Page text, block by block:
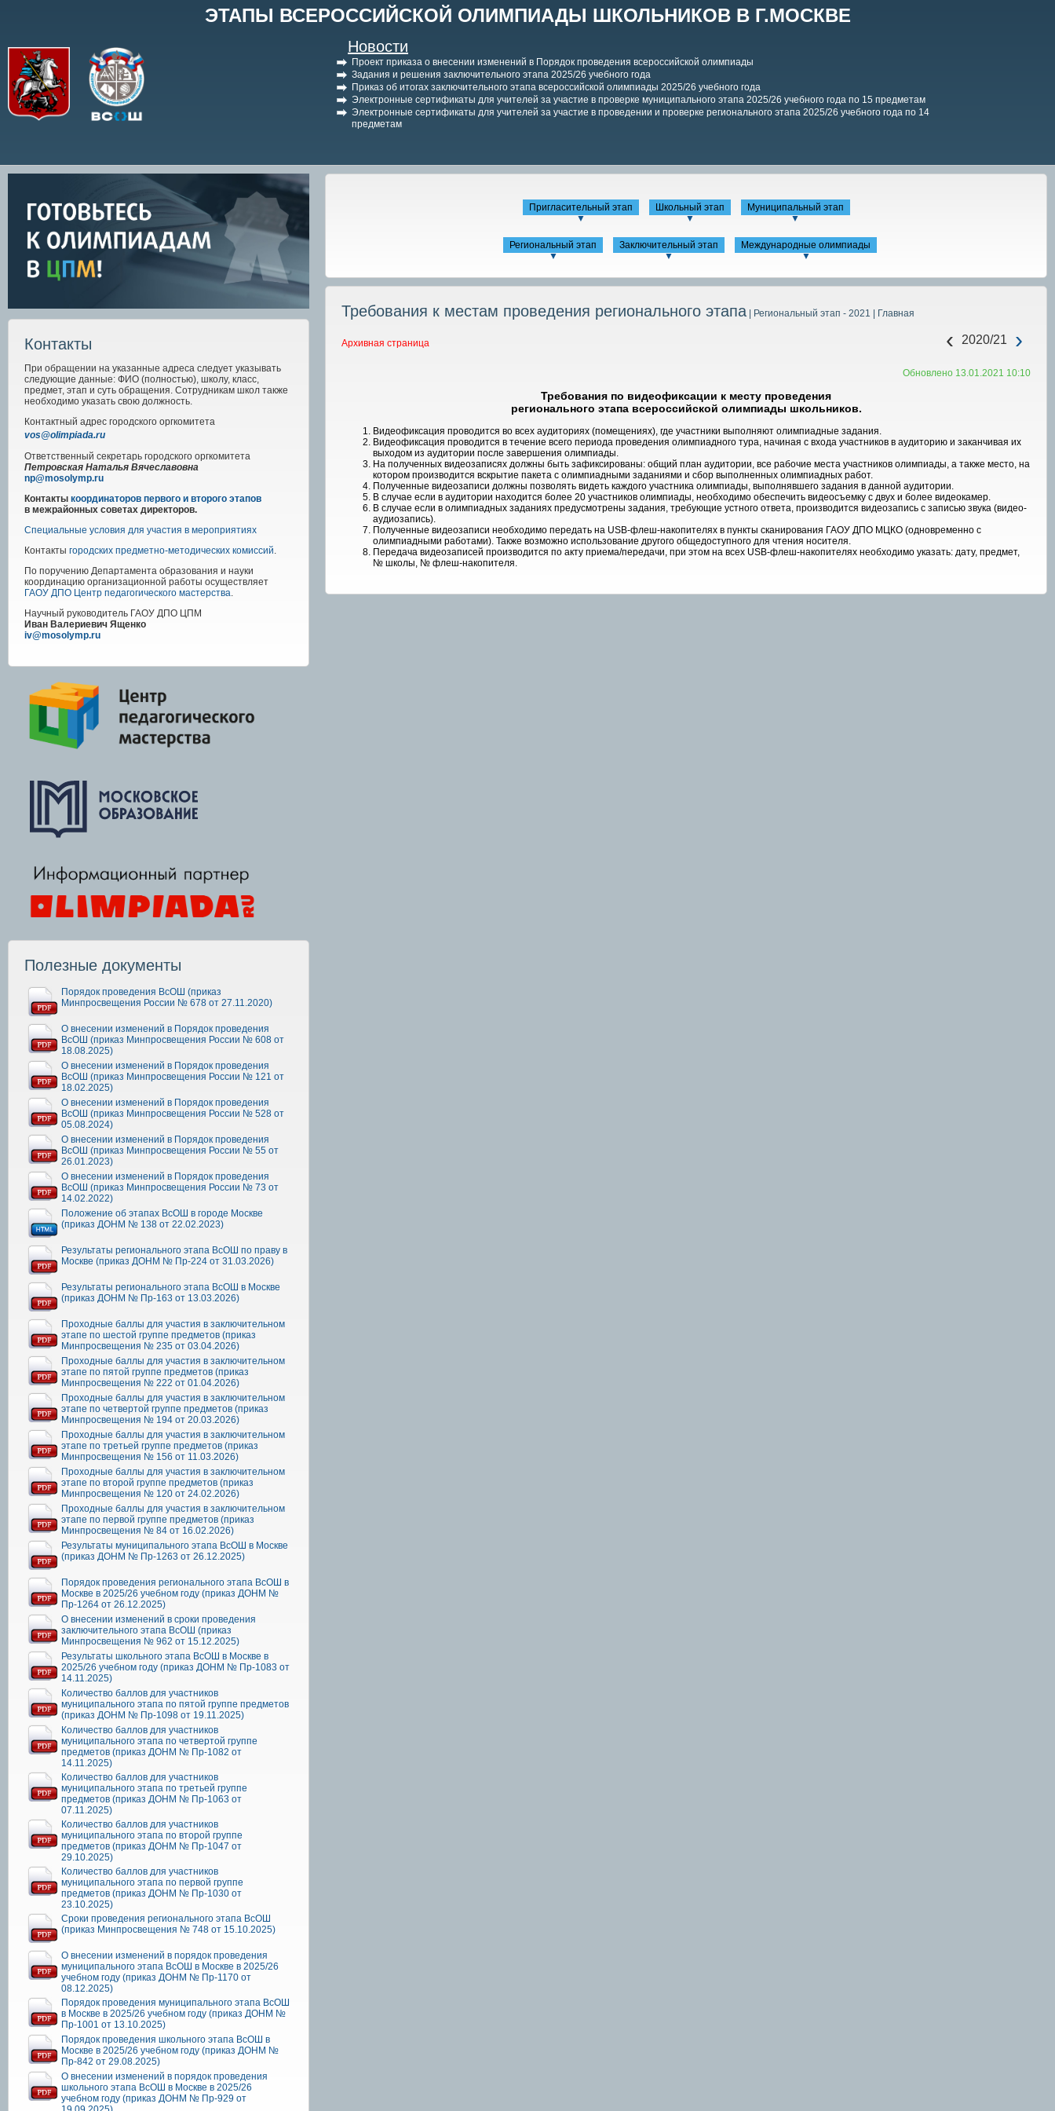
ЭТАПЫ ВСЕРОССИЙСКОЙ ОЛИМПИАДЫ ШКОЛЬНИКОВ В Г.МОСКВЕ
Новости
Проект приказа о внесении изменений в Порядок проведения всероссийской олимпиады
Задания и решения заключительного этапа 2025/26 учебного года
Приказ об итогах заключительного этапа всероссийской олимпиады 2025/26 учебного года
Электронные сертификаты для учителей за участие в проверке муниципального этапа 2025/26 учебного года по 15 предметам
Электронные сертификаты для учителей за участие в проведении и проверке регионального этапа 2025/26 учебного года по 14
предметам
Контакты
При обращении на указанные адреса следует указывать
следующие данные: ФИО (полностью), школу, класс,
предмет, этап и суть обращения. Сотрудникам школ также
необходимо указать свою должность.
Контактный адрес городского оргкомитета
vos@olimpiada.ru
Ответственный секретарь городского оргкомитета
Петровская Наталья Вячеславовна
np@mosolymp.ru
Контакты координаторов первого и второго этапов
в межрайонных советах директоров.
Специальные условия для участия в мероприятиях
Контакты городских предметно-методических комиссий.
По поручению Департамента образования и науки
координацию организационной работы осуществляет
ГАОУ ДПО Центр педагогического мастерства.
Научный руководитель ГАОУ ДПО ЦПМ
Иван Валериевич Ященко
iv@mosolymp.ru
Полезные документы
Порядок проведения ВсОШ (приказ
Минпросвещения России № 678 от 27.11.2020)
О внесении изменений в Порядок проведения
ВсОШ (приказ Минпросвещения России № 608 от
18.08.2025)
О внесении изменений в Порядок проведения
ВсОШ (приказ Минпросвещения России № 121 от
18.02.2025)
О внесении изменений в Порядок проведения
ВсОШ (приказ Минпросвещения России № 528 от
05.08.2024)
О внесении изменений в Порядок проведения
ВсОШ (приказ Минпросвещения России № 55 от
26.01.2023)
О внесении изменений в Порядок проведения
ВсОШ (приказ Минпросвещения России № 73 от
14.02.2022)
Положение об этапах ВсОШ в городе Москве
(приказ ДОНМ № 138 от 22.02.2023)
Результаты регионального этапа ВсОШ по праву в
Москве (приказ ДОНМ № Пр-224 от 31.03.2026)
Результаты регионального этапа ВсОШ в Москве
(приказ ДОНМ № Пр-163 от 13.03.2026)
Проходные баллы для участия в заключительном
этапе по шестой группе предметов (приказ
Минпросвещения № 235 от 03.04.2026)
Проходные баллы для участия в заключительном
этапе по пятой группе предметов (приказ
Минпросвещения № 222 от 01.04.2026)
Проходные баллы для участия в заключительном
этапе по четвертой группе предметов (приказ
Минпросвещения № 194 от 20.03.2026)
Проходные баллы для участия в заключительном
этапе по третьей группе предметов (приказ
Минпросвещения № 156 от 11.03.2026)
Проходные баллы для участия в заключительном
этапе по второй группе предметов (приказ
Минпросвещения № 120 от 24.02.2026)
Проходные баллы для участия в заключительном
этапе по первой группе предметов (приказ
Минпросвещения № 84 от 16.02.2026)
Результаты муниципального этапа ВсОШ в Москве
(приказ ДОНМ № Пр-1263 от 26.12.2025)
Порядок проведения регионального этапа ВсОШ в
Москве в 2025/26 учебном году (приказ ДОНМ №
Пр-1264 от 26.12.2025)
О внесении изменений в сроки проведения
заключительного этапа ВсОШ (приказ
Минпросвещения № 962 от 15.12.2025)
Результаты школьного этапа ВсОШ в Москве в
2025/26 учебном году (приказ ДОНМ № Пр-1083 от
14.11.2025)
Количество баллов для участников
муниципального этапа по пятой группе предметов
(приказ ДОНМ № Пр-1098 от 19.11.2025)
Количество баллов для участников
муниципального этапа по четвертой группе
предметов (приказ ДОНМ № Пр-1082 от
14.11.2025)
Количество баллов для участников
муниципального этапа по третьей группе
предметов (приказ ДОНМ № Пр-1063 от
07.11.2025)
Количество баллов для участников
муниципального этапа по второй группе
предметов (приказ ДОНМ № Пр-1047 от
29.10.2025)
Количество баллов для участников
муниципального этапа по первой группе
предметов (приказ ДОНМ № Пр-1030 от
23.10.2025)
Сроки проведения регионального этапа ВсОШ
(приказ Минпросвещения № 748 от 15.10.2025)
О внесении изменений в порядок проведения
муниципального этапа ВсОШ в Москве в 2025/26
учебном году (приказ ДОНМ № Пр-1170 от
08.12.2025)
Порядок проведения муниципального этапа ВсОШ
в Москве в 2025/26 учебном году (приказ ДОНМ №
Пр-1001 от 13.10.2025)
Порядок проведения школьного этапа ВсОШ в
Москве в 2025/26 учебном году (приказ ДОНМ №
Пр-842 от 29.08.2025)
О внесении изменений в порядок проведения
школьного этапа ВсОШ в Москве в 2025/26
учебном году (приказ ДОНМ № Пр-929 от
Пригласительный этап
▼
Школьный этап
▼
Муниципальный этап
▼
Региональный этап
▼
Заключительный этап
▼
Международные олимпиады
▼
Требования к местам проведения регионального этапа | Региональный этап - 2021 | Главная
Архивная страница ‹ 2020/21 ›
Обновлено 13.01.2021 10:10
Требования по видеофиксации к месту проведения
регионального этапа всероссийской олимпиады школьников.
Видеофиксация проводится во всех аудиториях (помещениях), где участники выполняют олимпиадные задания.
Видеофиксация проводится в течение всего периода проведения олимпиадного тура, начиная с входа участников в аудиторию и заканчивая их
выходом из аудитории после завершения олимпиады.
На полученных видеозаписях должны быть зафиксированы: общий план аудитории, все рабочие места участников олимпиады, а также место, на
котором производится вскрытие пакета с олимпиадными заданиями и сбор выполненных олимпиадных работ.
Полученные видеозаписи должны позволять видеть каждого участника олимпиады, выполнявшего задания в данной аудитории.
В случае если в аудитории находится более 20 участников олимпиады, необходимо обеспечить видеосъемку с двух и более видеокамер.
В случае если в олимпиадных заданиях предусмотрены задания, требующие устного ответа, производится видеозапись с записью звука (видео-
аудиозапись).
Полученные видеозаписи необходимо передать на USB-флеш-накопителях в пункты сканирования ГАОУ ДПО МЦКО (одновременно с
олимпиадными работами). Также возможно использование другого общедоступного для чтения носителя.
Передача видеозаписей производится по акту приема/передачи, при этом на всех USB-флеш-накопителях необходимо указать: дату, предмет,
№ школы, № флеш-накопителя.